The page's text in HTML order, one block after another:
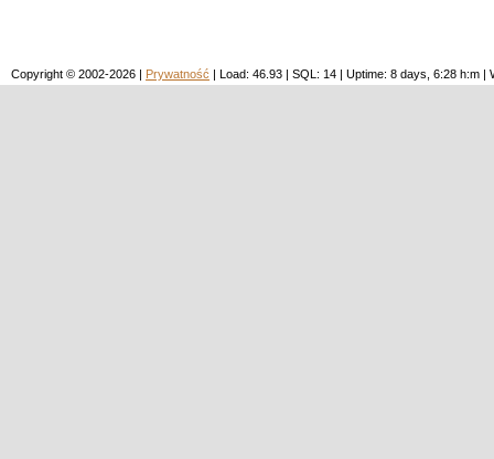
Copyright © 2002-2026 | Prywatność | Load: 46.93 | SQL: 14 | Uptime: 8 days, 6:28 h:m